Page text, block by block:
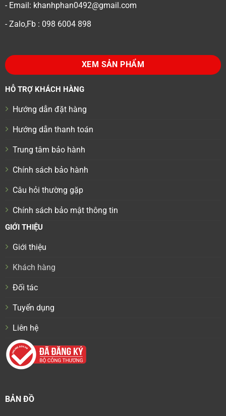
- Email: khanhphan0492@gmail.com
- Zalo,Fb : 098 6004 898
XEM SẢN PHẨM
HỖ TRỢ KHÁCH HÀNG
Hướng dẫn đặt hàng
Hướng dẫn thanh toán
Trung tâm bảo hành
Chính sách bảo hành
Câu hỏi thường gặp
Chính sách bảo mật thông tin
GIỚI THIỆU
Giới thiệu
Khách hàng
Đối tác
Tuyển dụng
Liên hệ
BẢN ĐỒ